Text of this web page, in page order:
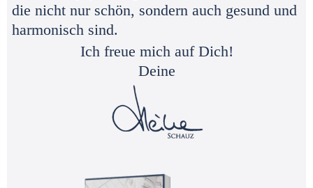
die nicht nur schön, sondern auch gesund und
harmonisch sind.
Ich freue mich auf Dich!
Deine